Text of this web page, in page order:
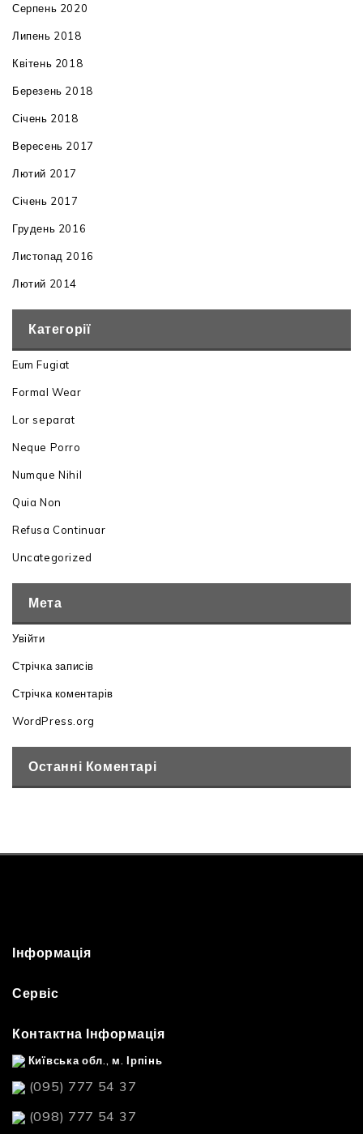
Серпень 2020
Липень 2018
Квітень 2018
Березень 2018
Січень 2018
Вересень 2017
Лютий 2017
Січень 2017
Грудень 2016
Листопад 2016
Лютий 2014
Категорії
Eum Fugiat
Formal Wear
Lor separat
Neque Porro
Numque Nihil
Quia Non
Refusa Continuar
Uncategorized
Мета
Увійти
Стрічка записів
Стрічка коментарів
WordPress.org
Останні Коментарі
Інформація
Сервіс
Контактна Інформація
Київська обл., м. Ірпінь
(095) 777 54 37
(098) 777 54 37